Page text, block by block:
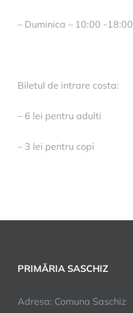
– Duminica – 10:00 -18:00
Biletul de intrare costa:
– 6 lei pentru adulti
– 3 lei pentru copi
PRIMĂRIA SASCHIZ
Adresa: Comuna Saschiz